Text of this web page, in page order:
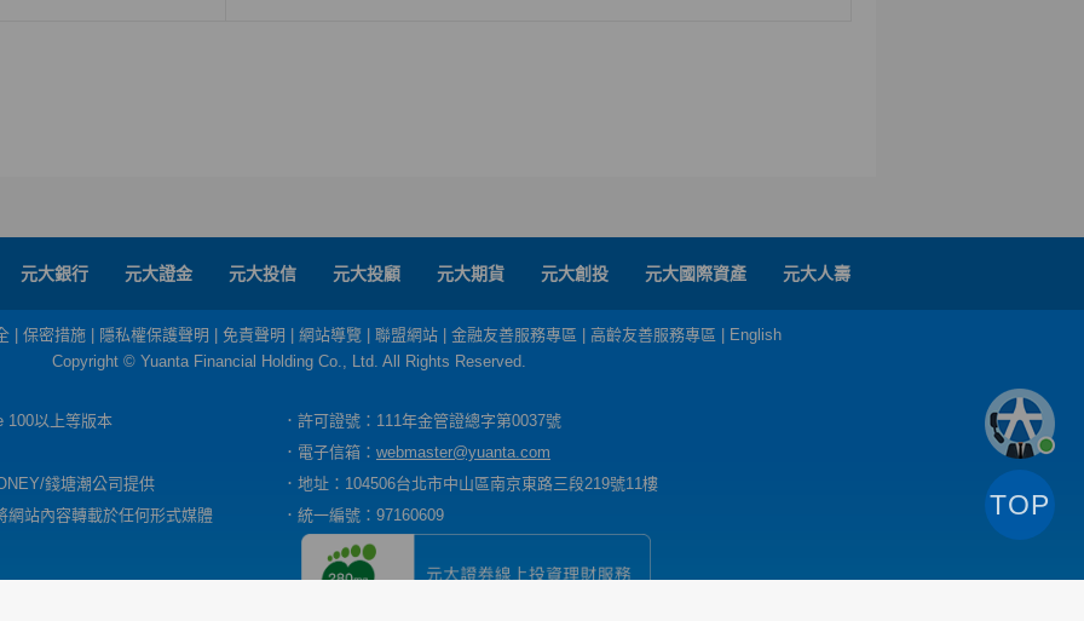
元大銀行 元大證金 元大投信 元大投顧 元大期貨 元大創投 元大國際資產 元大人壽
保密措施 隱私權保護聲明 免責聲明 網站導覽 聯盟網站 金融友善服務專區 高齡友善服務專區
English
Copyright © Yuanta Financial Holding Co., Ltd. All Rights Reserved.
100以上等版本
．許可證號：111年金管證總字第0037號
．電子信箱： webmaster@yuanta.com
錢塘潮公司提供
．地址：104506台北市中山區南京東路三段219號11樓
網站內容轉載於任何形式媒體
．統一編號：97160609
TOP